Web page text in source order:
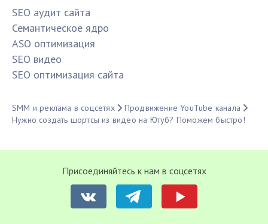
SЕО аудит сайта
Семантическое ядро
ASO оптимизация
SЕО видео
SЕО оптимизация сайта
SMM и реклама в соцсетях
Продвижение YouTube канала
Нужно создать шортсы из видео на Ютуб? Поможем быстро!
Присоединяйтесь к нам в соцсетях